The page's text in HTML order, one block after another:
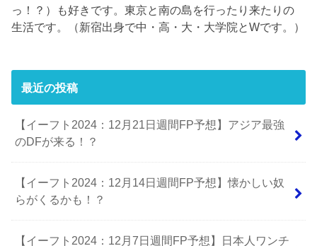
っ！？）も好きです。東京と南の島を行ったり来たりの
生活です。（新宿出身で中・高・大・大学院とWです。）
最近の投稿
【イーフト2024：12月21日週間FP予想】アジア最強
のDFが来る！？
【イーフト2024：12月14日週間FP予想】懐かしい奴
らがくるかも！？
【イーフト2024：12月7日週間FP予想】日本人ワンチ